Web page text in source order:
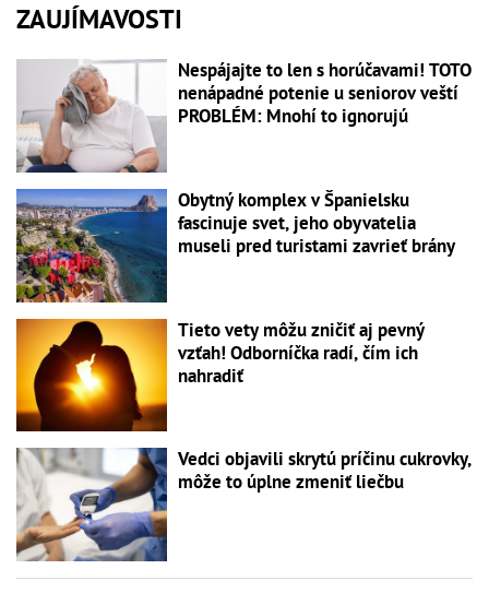
ZAUJÍMAVOSTI
Nespájajte to len s horúčavami! TOTO
nenápadné potenie u seniorov veští
PROBLÉM: Mnohí to ignorujú
Obytný komplex v Španielsku
fascinuje svet, jeho obyvatelia
museli pred turistami zavrieť brány
Tieto vety môžu zničiť aj pevný
vzťah! Odborníčka radí, čím ich
nahradiť
Vedci objavili skrytú príčinu cukrovky,
môže to úplne zmeniť liečbu